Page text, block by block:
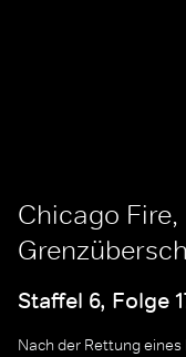
Chicago Fire,
Staffel 6, Folge
Nach der Rettung